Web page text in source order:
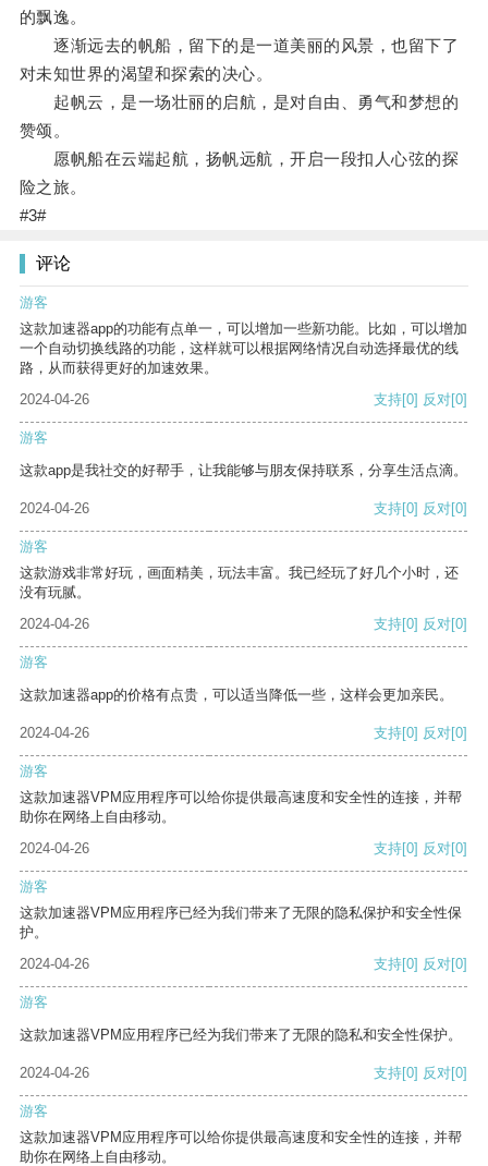
的飘逸。
逐渐远去的帆船，留下的是一道美丽的风景，也留下了
对未知世界的渴望和探索的决心。
起帆云，是一场壮丽的启航，是对自由、勇气和梦想的
赞颂。
愿帆船在云端起航，扬帆远航，开启一段扣人心弦的探
险之旅。
#3#
评论
游客
这款加速器app的功能有点单一，可以增加一些新功能。比如，可以增加
一个自动切换线路的功能，这样就可以根据网络情况自动选择最优的线
路，从而获得更好的加速效果。
2024-04-26
支持[0] 反对[0]
游客
这款app是我社交的好帮手，让我能够与朋友保持联系，分享生活点滴。
2024-04-26 支持[0] 反对[0]
游客
这款游戏非常好玩，画面精美，玩法丰富。我已经玩了好几个小时，还
没有玩腻。
2024-04-26
支持[0] 反对[0]
游客
这款加速器app的价格有点贵，可以适当降低一些，这样会更加亲民。
2024-04-26 支持[0] 反对[0]
游客
这款加速器VPM应用程序可以给你提供最高速度和安全性的连接，并帮
助你在网络上自由移动。
2024-04-26
支持[0] 反对[0]
游客
这款加速器VPM应用程序已经为我们带来了无限的隐私保护和安全性保
护。
2024-04-26
支持[0] 反对[0]
游客
这款加速器VPM应用程序已经为我们带来了无限的隐私和安全性保护。
2024-04-26 支持[0] 反对[0]
游客
这款加速器VPM应用程序可以给你提供最高速度和安全性的连接，并帮
助你在网络上自由移动。